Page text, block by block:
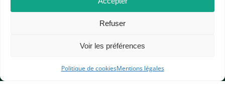
Refuser
Voir les préférences
Politique de cookiesMentions légales
APHG